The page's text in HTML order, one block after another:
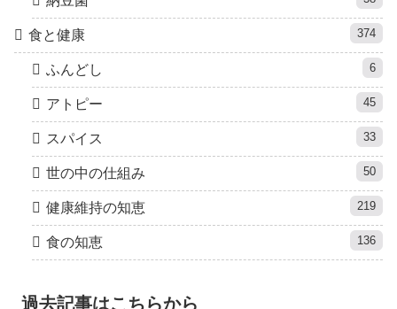
食と健康 374
ふんどし 6
アトピー 45
スパイス 33
世の中の仕組み 50
健康維持の知恵 219
食の知恵 136
過去記事はこちらから